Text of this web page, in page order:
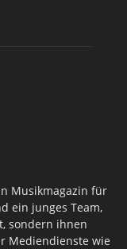
Musikmagazin für
ein junges Team,
sondern ihnen
Mediendienste wie